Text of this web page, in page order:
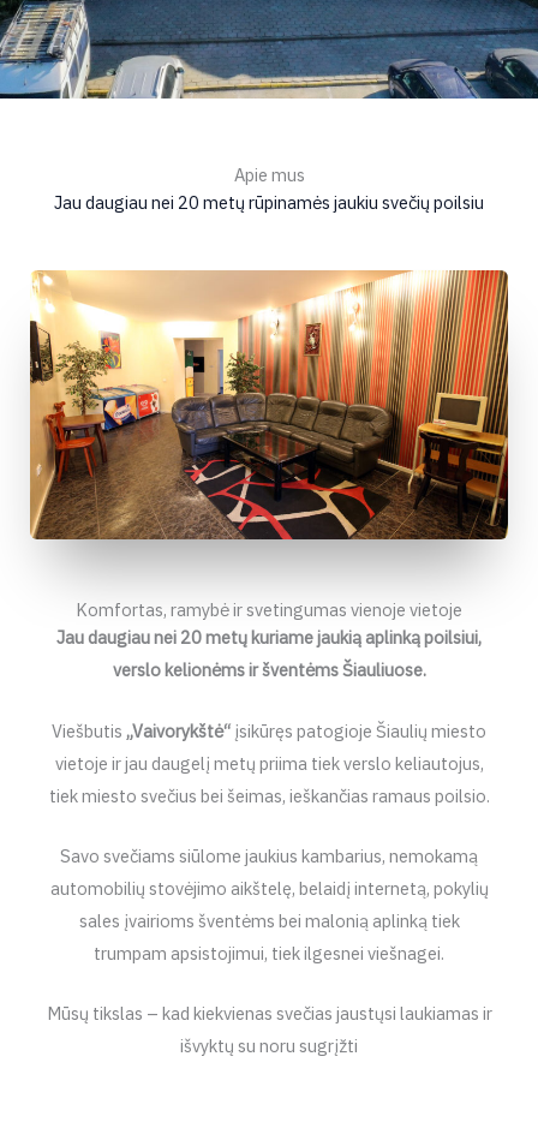
Apie mus
Jau daugiau nei 20 metų rūpinamės jaukiu svečių poilsiu
Komfortas, ramybė ir svetingumas vienoje vietoje
Jau daugiau nei 20 metų kuriame jaukią aplinką poilsiui,
verslo kelionėms ir šventėms Šiauliuose.
Viešbutis „Vaivorykštė“ įsikūręs patogioje Šiaulių miesto
vietoje ir jau daugelį metų priima tiek verslo keliautojus,
tiek miesto svečius bei šeimas, ieškančias ramaus poilsio.
Savo svečiams siūlome jaukius kambarius, nemokamą
automobilių stovėjimo aikštelę, belaidį internetą, pokylių
sales įvairioms šventėms bei malonią aplinką tiek
trumpam apsistojimui, tiek ilgesnei viešnagei.
Mūsų tikslas – kad kiekvienas svečias jaustųsi laukiamas ir
išvyktų su noru sugrįžti